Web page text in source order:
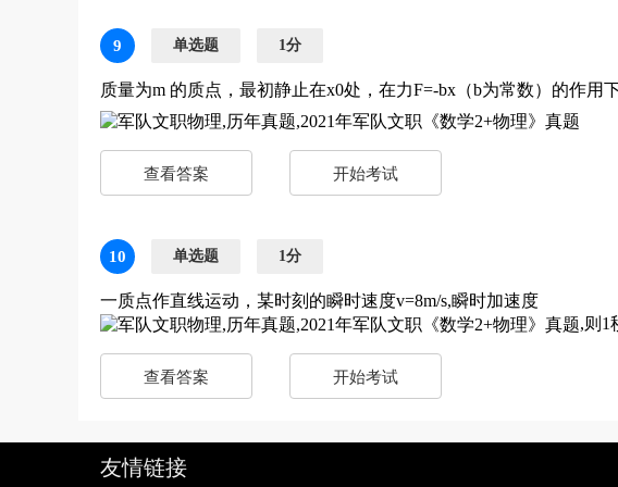
9 单选题 1分
质量为m 的质点，最初静止在x0处，在力F=-bx（b为常数）的
查看答案 开始考试
10 单选题 1分
一质点作直线运动，某时刻的瞬时速度v=8m/s,瞬时加速度
,则1
查看答案 开始考试
友情链接